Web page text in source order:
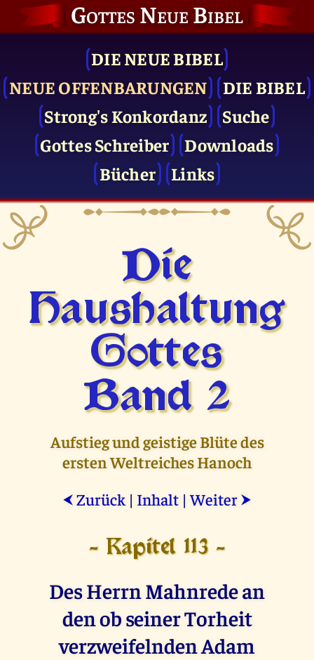
Gottes Neue Bibel
DIE NEUE BIBEL
NEUE OFFENBARUNGEN
DIE BIBEL
Strong's Konkordanz
Suche
Gottes Schreiber
Downloads
Bücher
Links
Die
Haushaltung
Gottes
Band 2
Aufstieg und geistige Blüte des
ersten Weltreiches Hanoch
⮜ Zurück | Inhalt |Weiter ⮞
- Kapitel 113 -
Des Herrn Mahnrede an
den ob seiner Torheit
verzweifelnden Adam